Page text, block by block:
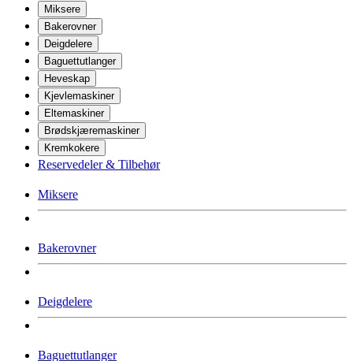
Miksere
Bakerovner
Deigdelere
Baguettutlanger
Heveskap
Kjevlemaskiner
Eltemaskiner
Brødskjæremaskiner
Kremkokere
Reservedeler & Tilbehør
Miksere
Bakerovner
Deigdelere
Baguettutlanger